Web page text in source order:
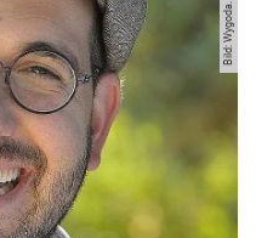
Bild: Wygoda.